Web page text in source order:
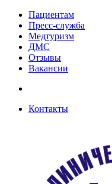
Пациентам
Пресс-служба
Медтуризм
ДМС
Отзывы
Вакансии
Контакты